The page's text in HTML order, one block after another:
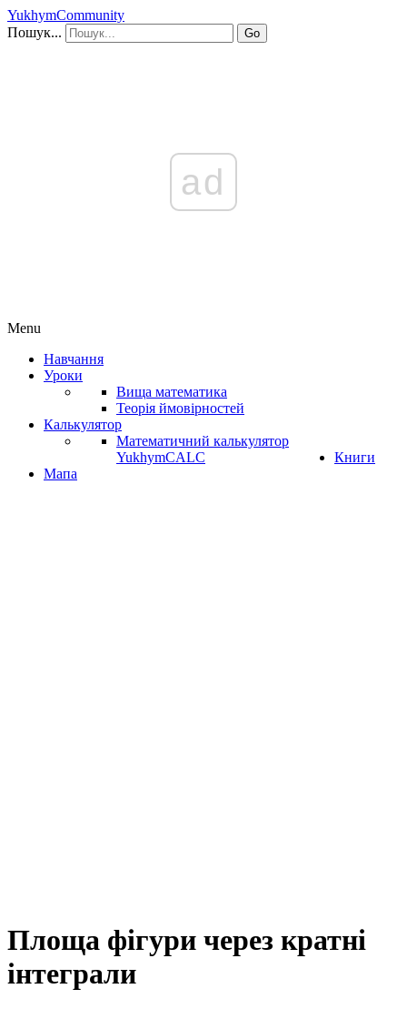
YukhymCommunity
Пошук...
Go
ad
Menu
Навчання
Уроки
Вища математика
Теорія ймовірностей
Калькулятор
Математичний калькулятор
YukhymCALC
Книги
Мапа
Площа фігури через кратні
інтеграли